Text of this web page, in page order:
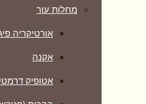
מחלות עור
אורטיקריה
אקנה
אטופיק